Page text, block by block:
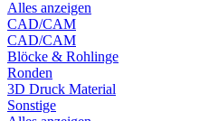
Alles anzeigen
CAD/CAM
CAD/CAM
Blöcke & Rohlinge
Ronden
3D Druck Material
Sonstige